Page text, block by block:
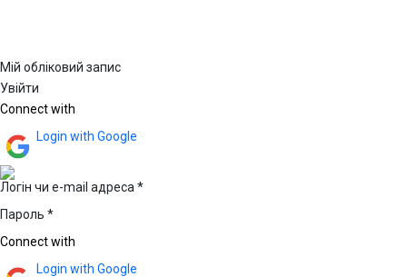
Мій обліковий запис
Увійти
Connect with
Login with Google
Логін чи e-mail адреса *Обов’язкове
Пароль *Обов’язкове
Connect with
Login with Google